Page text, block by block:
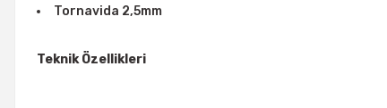
Tornavida 2,5mm
Teknik Özellikleri